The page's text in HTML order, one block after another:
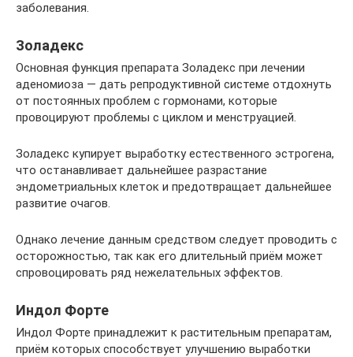
заболевания.
Золадекс
Основная функция препарата Золадекс при лечении
аденомиоза — дать репродуктивной системе отдохнуть
от постоянных проблем с гормонами, которые
провоцируют проблемы с циклом и менструацией.
Золадекс купирует выработку естественного эстрогена,
что останавливает дальнейшее разрастание
эндометриальных клеток и предотвращает дальнейшее
развитие очагов.
Однако лечение данным средством следует проводить с
осторожностью, так как его длительный приём может
спровоцировать ряд нежелательных эффектов.
Индол Форте
Индол Форте принадлежит к растительным препаратам,
приём которых способствует улучшению выработки